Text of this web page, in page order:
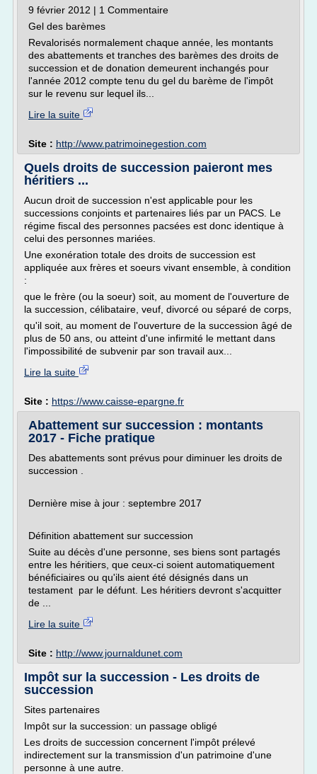
9 février 2012 | 1 Commentaire
Gel des barèmes
Revalorisés normalement chaque année, les montants
des abattements et tranches des barèmes des droits de
succession et de donation demeurent inchangés pour
l'année 2012 compte tenu du gel du barème de l'impôt
sur le revenu sur lequel ils...
Lire la suite
Site : http://www.patrimoinegestion.com
Quels droits de succession paieront mes
héritiers ...
Aucun droit de succession n'est applicable pour les
successions conjoints et partenaires liés par un PACS. Le
régime fiscal des personnes pacsées est donc identique à
celui des personnes mariées.
Une exonération totale des droits de succession est
appliquée aux frères et soeurs vivant ensemble, à condition
:
que le frère (ou la soeur) soit, au moment de l'ouverture de
la succession, célibataire, veuf, divorcé ou séparé de corps,
qu'il soit, au moment de l'ouverture de la succession âgé de
plus de 50 ans, ou atteint d'une infirmité le mettant dans
l'impossibilité de subvenir par son travail aux...
Lire la suite
Site : https://www.caisse-epargne.fr
Abattement sur succession : montants
2017 - Fiche pratique
Des abattements sont prévus pour diminuer les droits de
succession .
Dernière mise à jour : septembre 2017
Définition abattement sur succession
Suite au décès d'une personne, ses biens sont partagés
entre les héritiers, que ceux-ci soient automatiquement
bénéficiaires ou qu'ils aient été désignés dans un
testament par le défunt. Les héritiers devront s'acquitter
de ...
Lire la suite
Site : http://www.journaldunet.com
Impôt sur la succession - Les droits de
succession
Sites partenaires
Impôt sur la succession: un passage obligé
Les droits de succession concernent l'impôt prélevé
indirectement sur la transmission d'un patrimoine d'une
personne à une autre.